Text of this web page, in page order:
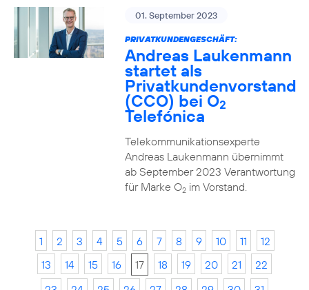
01. September 2023
PRIVATKUNDENGESCHÄFT:
Andreas Laukenmann
startet als
Privatkundenvorstand
(CCO) bei O2
Telefónica
Telekommunikationsexperte
Andreas Laukenmann übernimmt
ab September 2023 Verantwortung
für Marke O2im Vorstand.
1 2 3 4 5 6 7 8 9 10 11
12
13
14 15 16 17 18 19 20 21
22